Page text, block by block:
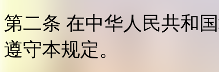
第二条 在中华人民共和
遵守本规定。